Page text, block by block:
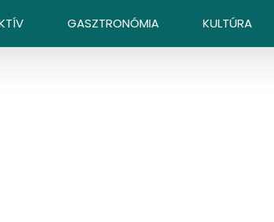
GASZTRONÓMIA KULTÚRA